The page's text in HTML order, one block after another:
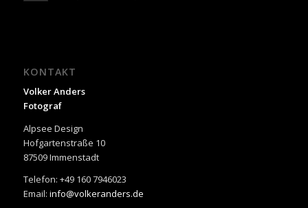
KONTAKT
Volker Anders
Fotograf
Alpsee Design
Hofgartenstraße 10
87509 Immenstadt
Telefon: +49 160 7946023
Email: info@volkeranders.de